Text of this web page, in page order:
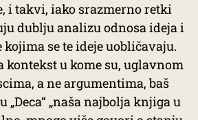
i takvi, iako srazmerno retki
dublju analizu odnosa ideja i
se te ideje uobličavaju.
kontekst u kome su, uglavnom
a ne argumentima, baš
„Deca“ „naša najbolja knjiga u